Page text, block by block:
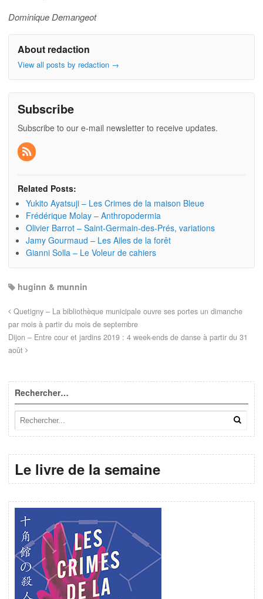
Dominique Demangeot
About redaction
View all posts by redaction →
Subscribe
Subscribe to our e-mail newsletter to receive updates.
Related Posts:
Yukito Ayatsuji – Les Crimes de la maison Bleue
Frédérique Molay – Anthropodermia
Olivier Barrot – Saint-Germain-des-Prés, variations
Jamy Gourmaud – Les Ailes de la forêt
Gianni Solla – Le Voleur de cahiers
huginn & munnin
Quetigny – La bibliothèque municipale ouvre ses portes un dimanche
par mois à partir du mois de septembre
Dijon – Entre cour et jardins 2019 : 4 week-ends de danse à partir du 31
août
Rechercher…
Le livre de la semaine